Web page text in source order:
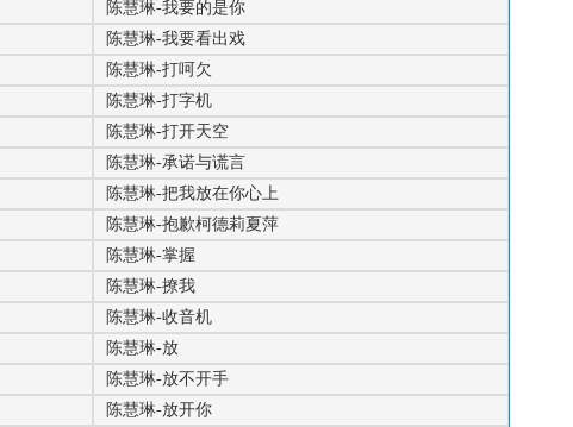
陈慧琳-我要的是你
陈慧琳-我要看出戏
陈慧琳-打呵欠
陈慧琳-打字机
陈慧琳-打开天空
陈慧琳-承诺与谎言
陈慧琳-把我放在你心上
陈慧琳-抱歉柯德莉夏萍
陈慧琳-掌握
陈慧琳-撩我
陈慧琳-收音机
陈慧琳-放
陈慧琳-放不开手
陈慧琳-放开你